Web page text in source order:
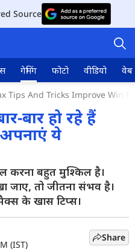
Source
गेमिंग फोटो वीडियो वेब
Tips And Tricks Improve Win
बार हो रहे हैं
ये
करना बहुत मुश्किल है।
जाए, तो जीतना संभव है।
के खास टिप्स।
(IST)
Share